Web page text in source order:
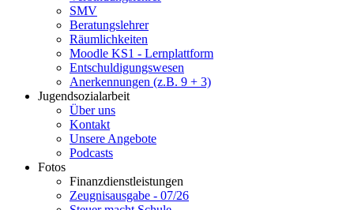
SMV
Beratungslehrer
Räumlichkeiten
Moodle KS1 - Lernplattform
Entschuldigungswesen
Anerkennungen (z.B. 9 + 3)
Jugendsozialarbeit
Über uns
Kontakt
Unsere Angebote
Podcasts
Fotos
Finanzdienstleistungen
Zeugnisausgabe - 07/26